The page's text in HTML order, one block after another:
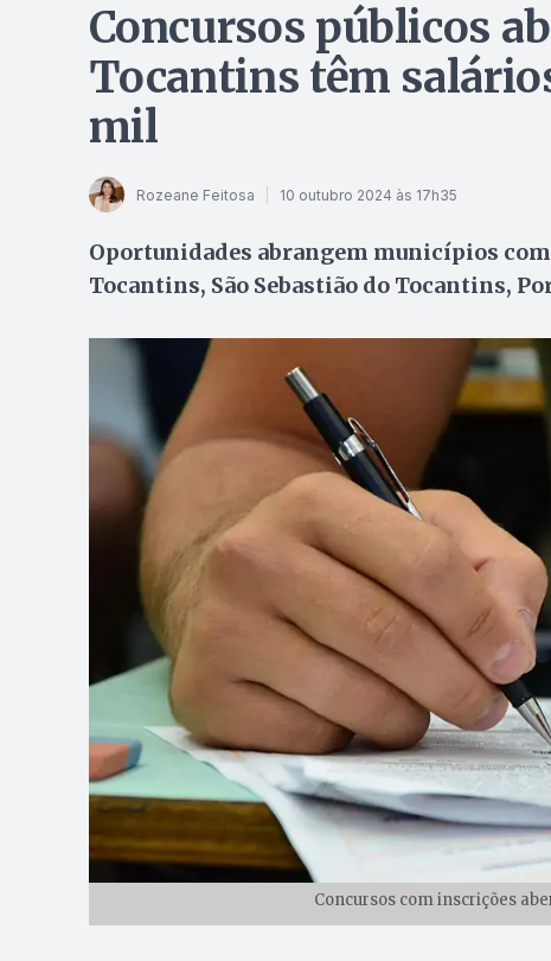
Concursos públicos
Tocantins têm
mil
Rozeane Feitosa 10 outubro 2024 às 17h35
Oportunidades abrangem municípios
Tocantins, São Sebastião do Tocantins,
Concursos com inscrições